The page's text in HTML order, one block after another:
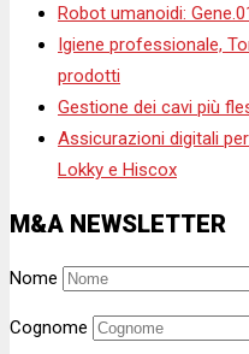
Robot umanoidi:
Igiene professionale,
prodotti
Gestione dei cavi più
Assicurazioni digitali
Lokky e Hiscox
M&A NEWSLETTER
Nome
Cognome